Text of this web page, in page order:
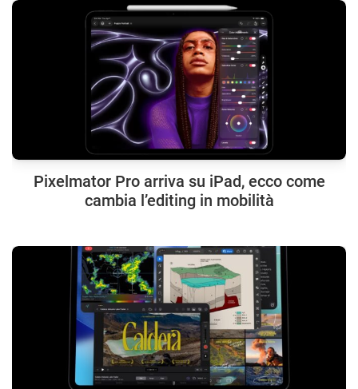
Pixelmator Pro arriva su iPad, ecco come
cambia l’editing in mobilità